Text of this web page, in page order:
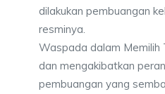
dilakukan pembuangan
resminya.
Waspada dalam Memilih
dan mengakibatkan
pembuangan yang